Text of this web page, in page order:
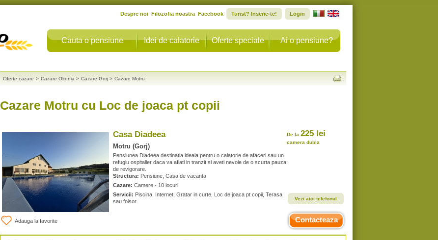
Cauta o pensiune Idei de calatorie Oferte speciale Ai o pensiune?
Despre noi Filozofia noastra Facebook Turist? Inscrie-te! Login
Oferte cazare > Cazare Oltenia > Cazare Gorj > Cazare Motru
Cazare Motru cu Loc de joaca pt copii
Adauga la favorite
Casa Diadeea
Motru (Gorj)
Pensiunea Diadeea destinatia ideala pentru o calatorie de afaceri sau un
refugiu ospitalier daca va aflati in tranzit si aveti nevoie de o scurta pauza
de revigorare.
Structura: Pensiune, Casa de vacanta
Cazare: Camere - 10 locuri
Servicii: Piscina, Internet, Gratar in curte, Loc de joaca pt copii, Terasa
sau foisor
De la 225 lei
camera dubla
Vezi aici telefonul
Contacteaza